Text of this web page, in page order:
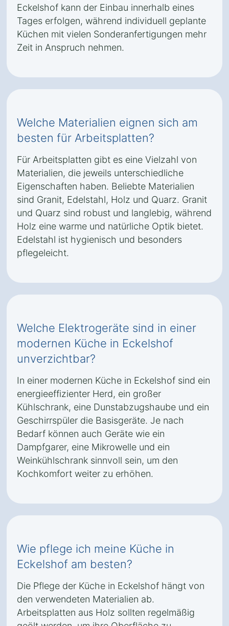
Eckelshof kann der Einbau innerhalb eines
Tages erfolgen, während individuell geplante
Küchen mit vielen Sonderanfertigungen mehr
Zeit in Anspruch nehmen.
Welche Materialien eignen sich am
besten für Arbeitsplatten?
Für Arbeitsplatten gibt es eine Vielzahl von
Materialien, die jeweils unterschiedliche
Eigenschaften haben. Beliebte Materialien
sind Granit, Edelstahl, Holz und Quarz. Granit
und Quarz sind robust und langlebig, während
Holz eine warme und natürliche Optik bietet.
Edelstahl ist hygienisch und besonders
pflegeleicht.
Welche Elektrogeräte sind in einer
modernen Küche in Eckelshof
unverzichtbar?
In einer modernen Küche in Eckelshof sind ein
energieeffizienter Herd, ein großer
Kühlschrank, eine Dunstabzugshaube und ein
Geschirrspüler die Basisgeräte. Je nach
Bedarf können auch Geräte wie ein
Dampfgarer, eine Mikrowelle und ein
Weinkühlschrank sinnvoll sein, um den
Kochkomfort weiter zu erhöhen.
Wie pflege ich meine Küche in
Eckelshof am besten?
Die Pflege der Küche in Eckelshof hängt von
den verwendeten Materialien ab.
Arbeitsplatten aus Holz sollten regelmäßig